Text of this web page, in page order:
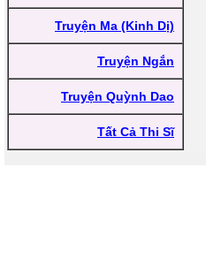
Truyện Ma (Kinh Dị)
Truyện Ngắn
Truyện Quỳnh Dao
Tất Cả Thi Sĩ